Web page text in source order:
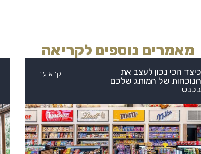
מאמרים נוספים לקריאה
כיצד הכי נכון לעצב את
הנוכחות של המותג שלכם
בכנס
קרא עוד